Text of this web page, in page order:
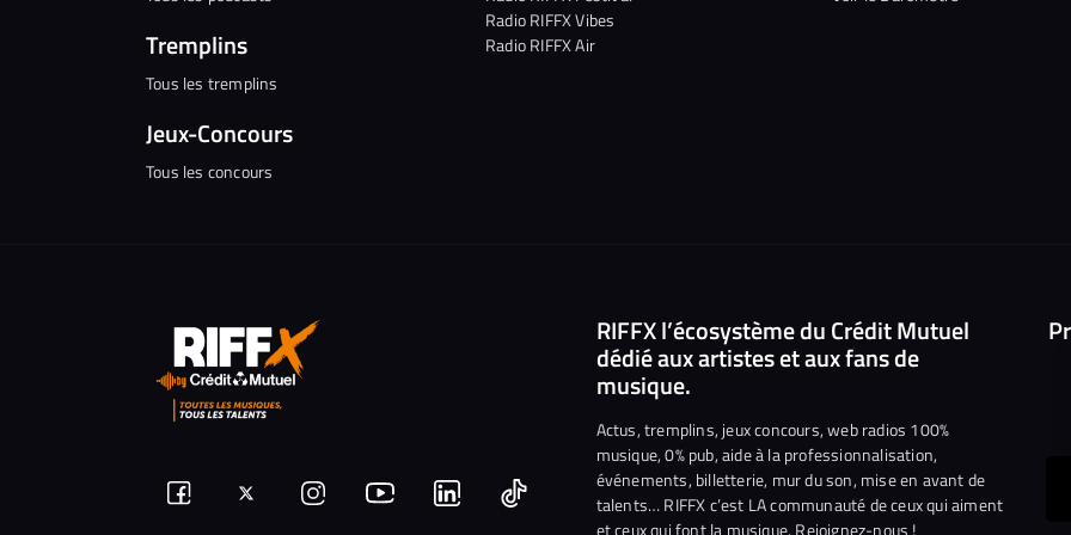
Tremplins
Tous les tremplins
Jeux-Concours
Tous les concours
Radio RIFFX Vibes
Radio RIFFX Air
Suivez-Suivez-Nous
NousNous Nous
RIFFX l’écosystème du Crédit Mutuel
dédié aux artistes et aux fans de
musique.
Actus, tremplins, jeux concours, web radios 100%
musique, 0% pub, aide à la professionnalisation,
événements, billetterie, mur du son, mise en avant de
talents… RIFFX c’est LA communauté de ceux qui aiment
et ceux qui font la musique. Rejoignez-nous !